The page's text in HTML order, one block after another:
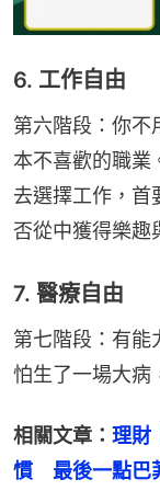
6. 工作自由
第六階段：你不
本不喜歡的職業
去選擇工作，首
否從中獲得樂趣
7. 醫療自由
第七階段：有能
怕生了一場大病
相關文章： 理財
慣　最後一點巴